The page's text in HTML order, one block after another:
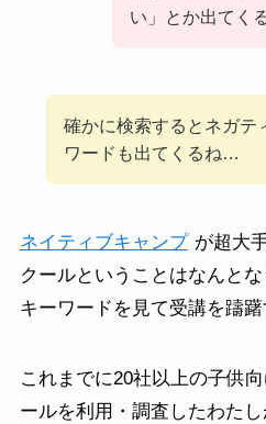
い」とか出てく
確かに検索するとネガテ
ワードも出てくるね…
ネイティブキャンプ が超大
クールということはなんと
キーワードを見て受講を躊躇
これまでに20社以上の子供
ールを利用・調査したわた